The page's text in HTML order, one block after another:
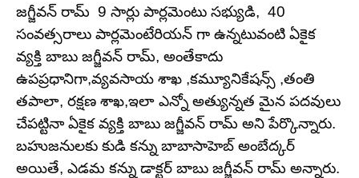
జగ్జీవన్ రామ్ 9 సార్లు పార్లమెంటు సభ్యుడి, 40
సంవత్సరాలు పార్లమెంటేరియన్ గా ఉన్నటువంటి ఏకైక
వ్యక్తి బాబు జగ్జీవన్ రామ్, అంతేకాదు
ఉపప్రధానిగా,వ్యవసాయ శాఖ ,కమ్యూనికేషన్స్ ,తంతి
తపాలా, రక్షణ శాఖ,ఇలా ఎన్నో అత్యున్నత మైన పదవులు
చేపట్టినా ఏకైక వ్యక్తి బాబు జగ్జీవన్ రామ్ అని పేర్కొన్నారు.
బహుజనులకు కుడి కన్ను బాబాసాహెబ్ అంబేద్కర్
అయితే, ఎడమ కన్ను డాక్టర్ బాబు జగ్జీవన్ రామ్ అన్నారు.